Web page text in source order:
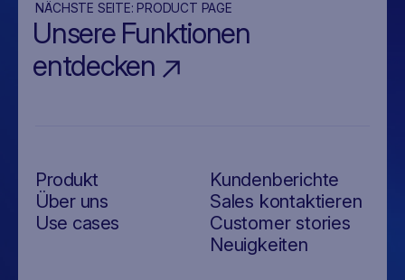
NÄCHSTE SEITE: PRODUCT PAGE
Unsere Funktionen
entdecken
Produkt
Über uns
Use cases
Kundenberichte
Sales kontaktieren
Customer stories
Neuigkeiten